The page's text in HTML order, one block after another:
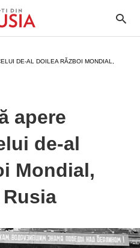
DE-AL DOILEA RĂZBOI MONDIAL,
apere
de-al
Mondial,